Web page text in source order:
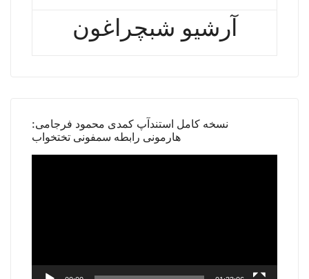
آرشیو شبچراغون
نسخه کامل استندآپ کمدی محمود فرجامی:
هارمونی رابطه سمفونی تختخواب